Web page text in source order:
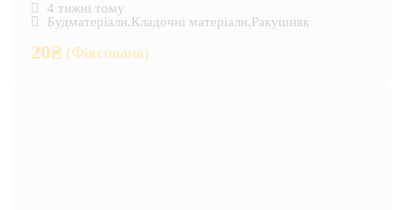
4 тижні тому
Будматеріали,Кладочні матеріали,Ракушняк
20₴ (Фіксована)